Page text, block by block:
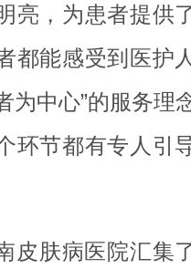
亮，为患者提供
都能感受到医护
中心”的服务理
环节都有专人引
皮肤病医院汇集